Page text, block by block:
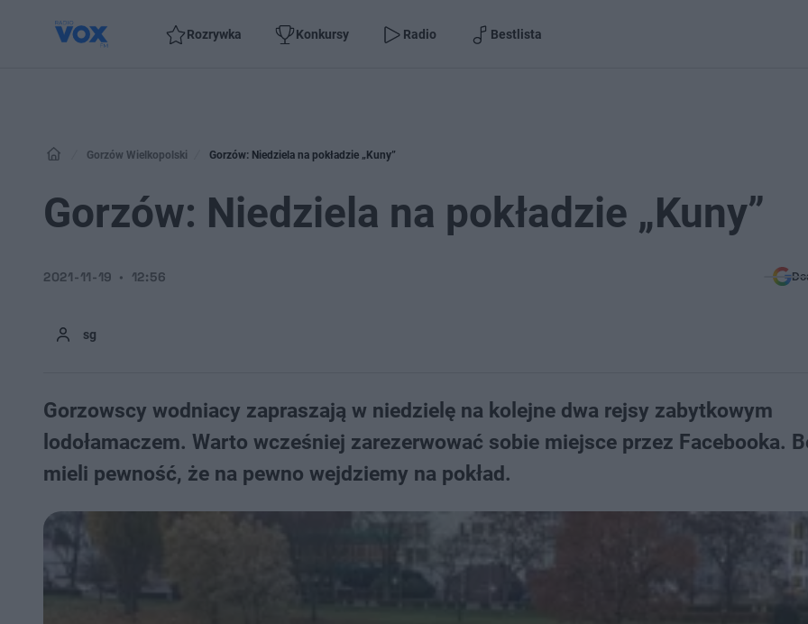
Rozrywka Konkursy Radio Bestlista
Gorzów Wielkopolski Gorzów: Niedziela na pokładzie „Kuny”
Gorzów: Niedziela na pokładzie „Kuny”
sg
2021-11-19 12:56
Gorzowscy wodniacy zapraszają w niedzielę na kolejne dwa rejsy zabytkowym
lodołamaczem. Warto wcześniej zarezerwować sobie miejsce przez Facebooka.
mieli pewność, że na pewno wejdziemy na pokład.